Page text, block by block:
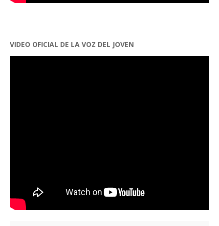
VIDEO OFICIAL DE LA VOZ DEL JOVEN